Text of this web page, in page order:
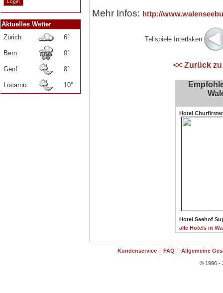
Aktuelles Wetter
Zürich
6°
Bern 0°
Genf 8°
Locarno 10°
Mehr Infos: http://
Tellspiele Interlaken
<< Zurück
Hotel
Hotel Seehof
alle Hotels in
Kundenservice FAQ Allgemeine
© 1996 -